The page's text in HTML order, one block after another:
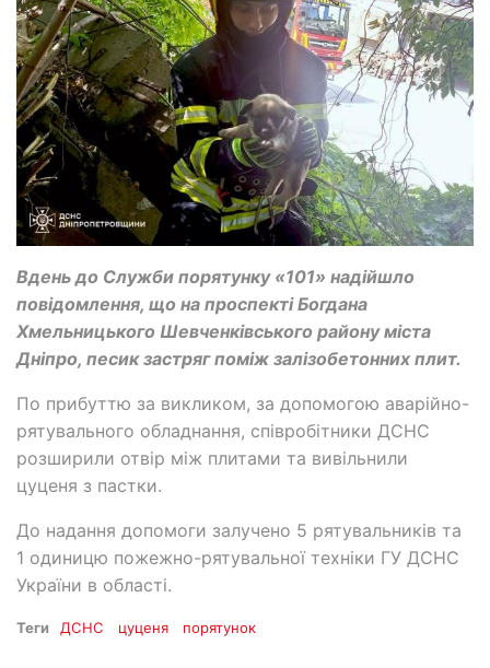
Вдень до Служби порятунку «101» надійшло
повідомлення, що на проспекті Богдана
Хмельницького Шевченківського району міста
Дніпро, песик застряг поміж залізобетонних плит.
По прибуттю за викликом, за допомогою аварійно-
рятувального обладнання, співробітники ДСНС
розширили отвір між плитами та вивільнили
цуценя з пастки.
До надання допомоги залучено 5 рятувальників та
1 одиницю пожежно-рятувальної техніки ГУ ДСНС
України в області.
Теги ДСНС цуценя порятунок